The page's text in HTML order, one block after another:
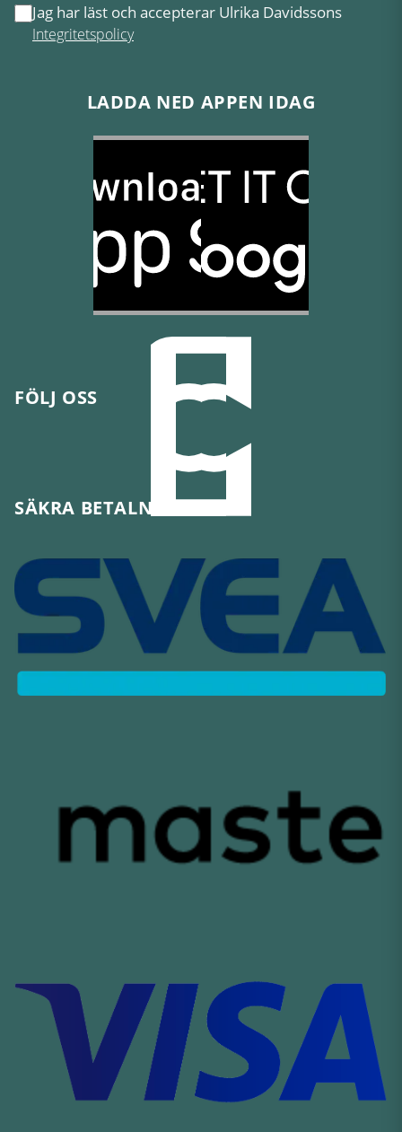
Jag har läst och accepterar Ulrika Davidssons
Integritetspolicy
LADDA NED APPEN IDAG
FÖLJ OSS
SÄKRA BETALNINGAR